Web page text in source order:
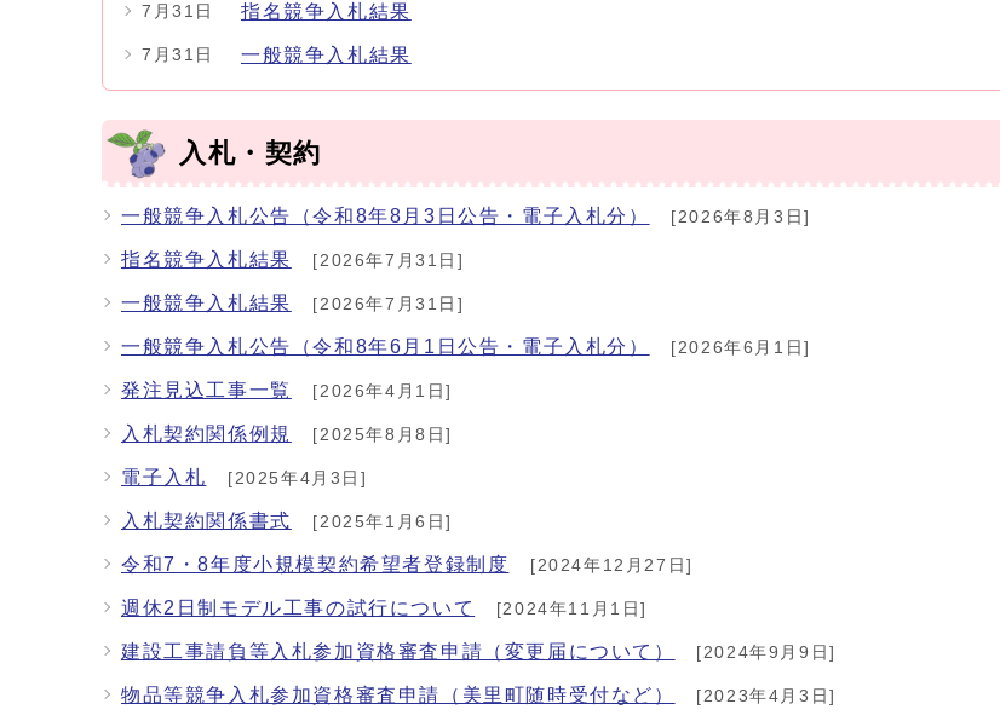
7月31日 指名競争入札結果
7月31日 一般競争入札結果
入札・契約
一般競争入札公告（令和8年8月3日公告・電子入札分） [2026年8月3日]
指名競争入札結果 [2026年7月31日]
一般競争入札結果 [2026年7月31日]
一般競争入札公告（令和8年6月1日公告・電子入札分） [2026年6月1日]
発注見込工事一覧 [2026年4月1日]
入札契約関係例規 [2025年8月8日]
電子入札 [2025年4月3日]
入札契約関係書式 [2025年1月6日]
令和7・8年度小規模契約希望者登録制度 [2024年12月27日]
週休2日制モデル工事の試行について [2024年11月1日]
建設工事請負等入札参加資格審査申請（変更届について） [2024年9月9日]
物品等競争入札参加資格審査申請（美里町随時受付など） [2023年4月3日]